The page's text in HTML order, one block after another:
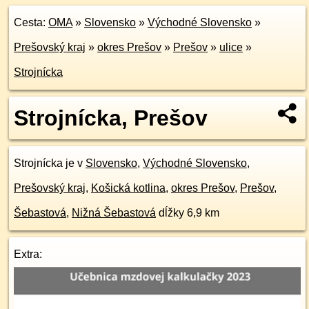
Cesta: OMA» Slovensko » Východné Slovensko »
Prešovský kraj » okres Prešov » Prešov » ulice »
Strojnícka
Strojnícka, Prešov
Strojnícka je v Slovensko, Východné Slovensko,
Prešovský kraj, Košická kotlina, okres Prešov, Prešov,
Šebastová, Nižná Šebastová dĺžky 6,9 km
Extra: